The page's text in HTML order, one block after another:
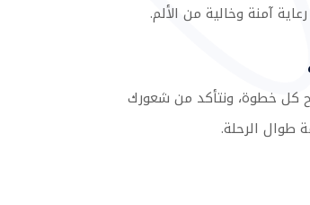
آمنة وخالية من الألم.
كل خطوة، ونتأكد من شعورك
طوال الرحلة.